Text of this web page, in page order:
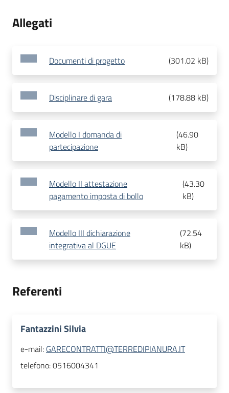
Allegati
Documenti di progetto (301.02 kB)
Disciplinare di gara (178.88 kB)
Modello I domanda di
partecipazione
(46.90
kB)
Modello II attestazione
pagamento imposta di bollo
(43.30
kB)
Modello III dichiarazione
integrativa al DGUE
(72.54
kB)
Referenti
Fantazzini Silvia
e-mail: GARECONTRATTI@TERREDIPIANURA.IT
telefono:0516004341